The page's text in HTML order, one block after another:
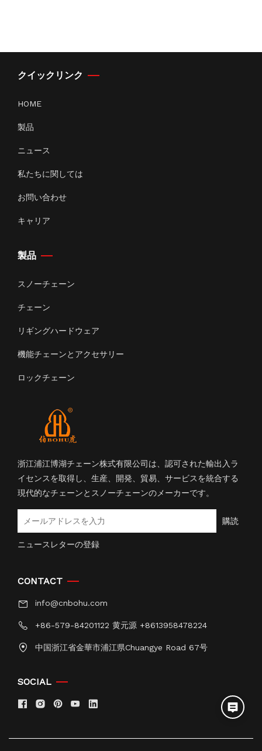
クイックリンク
HOME
製品
ニュース
私たちに関しては
お問い合わせ
キャリア
製品
スノーチェーン
チェーン
リギングハードウェア
機能チェーンとアクセサリー
ロックチェーン
浙江浦江博湖チェーン株式有限公司は、認可された輸出入ラ
イセンスを取得し、生産、開発、貿易、サービスを統合する
現代的なチェーンとスノーチェーンのメーカーです。
購読
ニュースレターの登録
CONTACT
info@cnbohu.com
+86-579-84201122 黄元源 +8613958478224
中国浙江省金華市浦江県Chuangye Road 67号
SOCIAL